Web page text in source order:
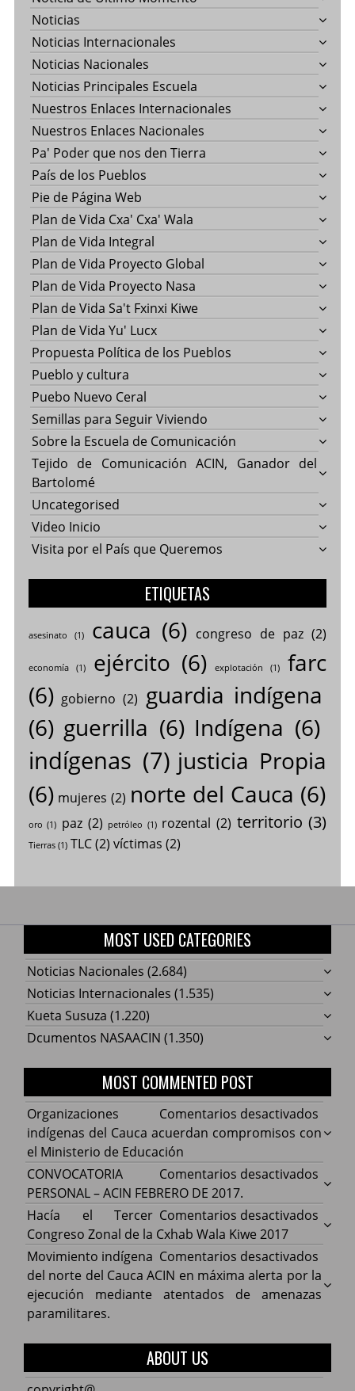
Noticias
Noticias Internacionales
Noticias Nacionales
Noticias Principales Escuela
Nuestros Enlaces Internacionales
Nuestros Enlaces Nacionales
Pa' Poder que nos den Tierra
País de los Pueblos
Pie de Página Web
Plan de Vida Cxa' Cxa' Wala
Plan de Vida Integral
Plan de Vida Proyecto Global
Plan de Vida Proyecto Nasa
Plan de Vida Sa't Fxinxi Kiwe
Plan de Vida Yu' Lucx
Propuesta Política de los Pueblos
Pueblo y cultura
Puebo Nuevo Ceral
Semillas para Seguir Viviendo
Sobre la Escuela de Comunicación
Tejido de Comunicación ACIN, Ganador del
Bartolomé
Uncategorised
Video Inicio
Visita por el País que Queremos
ETIQUETAS
asesinato (1) cauca (6) congreso de paz(2)
economía(1) ejército (6) explotación (1)
farc
(6) gobierno (2) guardia indígena
(6) guerrilla (6) Indígena (6)
indígenas (7) justicia Propia
(6) mujeres (2) norte del Cauca (6)
oro (1) paz (2) petróleo (1) rozental (2) territorio (3)
Tierras(1) TLC(2) víctimas (2)
MOST USED CATEGORIES
Noticias Nacionales (2.684)
Noticias Internacionales (1.535)
Kueta Susuza (1.220)
Dcumentos NASAACIN (1.350)
MOST COMMENTED POST
Comentarios desactivados
Cauca
con
de
Organizaciones
indígenas del Cauca acuerdan compromisos con
el Ministerio de Educación
Comentarios desactivados
ACIN
DE
CONVOCATORIA
PERSONAL – ACIN FEBRERO DE 2017.
Comentarios desactivados
Hacía
la
Hacía el Tercer
Congreso Zonal de la Cxhab Wala Kiwe 2017
Comentarios desactivados
Cauca
Movimiento indígena
del norte del Cauca ACIN en máxima alerta por la
ejecución mediante atentados de amenazas
paramilitares.
ABOUT US